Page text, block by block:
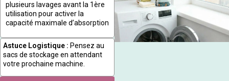
plusieurs lavages avant la 1ère
utilisation pour activer la
capacité maximale d’absorption
Astuce Logistique : Pensez au
sacs de stockage en attendant
votre prochaine machine.